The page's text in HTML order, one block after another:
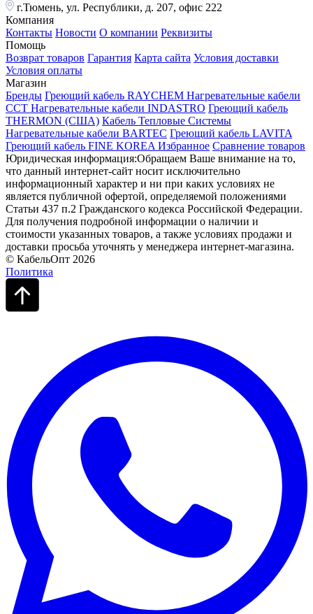
г.Тюмень, ул. Республики, д. 207, офис 222
Компания
Контакты Новости О компании Реквизиты
Помощь
Возврат товаров Гарантия Карта сайта Условия доставки
Условия оплаты
Магазин
Бренды Греющий кабель RAYCHEM Нагревательные кабели
ССТ Нагревательные кабели INDASTRO Греющий кабель
THERMON (США) Кабель Тепловые Системы
Нагревательные кабели BARTEC Греющий кабель LAVITA
Греющий кабель FINE KOREA Избранное Сравнение товаров
Юридическая информация:Обращаем Ваше внимание на то,
что данный интернет-сайт носит исключительно
информационный характер и ни при каких условиях не
является публичной офертой, определяемой положениями
Статьи 437 п.2 Гражданского кодекса Российской Федерации.
Для получения подробной информации о наличии и
стоимости указанных товаров, а также условиях продажи и
доставки просьба уточнять у менеджера интернет-магазина.
© КабельОпт 2026
Политика